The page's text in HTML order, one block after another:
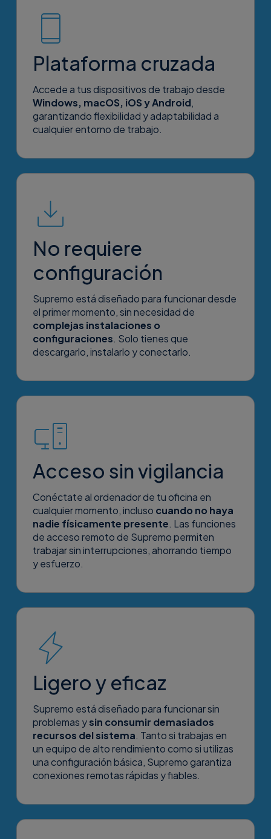
Plataforma cruzada
Accede a tus dispositivos de trabajo desde
Windows, macOS, iOS y Android,
garantizando flexibilidad y adaptabilidad a
cualquier entorno de trabajo.
No requiere
configuración
Supremo está diseñado para funcionar desde
el primer momento, sin necesidad de
complejas instalaciones o
configuraciones. Solo tienes que
descargarlo, instalarlo y conectarlo.
Acceso sin vigilancia
Conéctate al ordenador de tu oficina en
cualquier momento, incluso cuando no haya
nadie físicamente presente. Las funciones
de acceso remoto de Supremo permiten
trabajar sin interrupciones, ahorrando tiempo
y esfuerzo.
Ligero y eficaz
Supremo está diseñado para funcionar sin
problemas ysin consumir demasiados
recursos del sistema. Tanto si trabajas en
un equipo de alto rendimiento como si utilizas
una configuración básica, Supremo garantiza
conexiones remotas rápidas y fiables.